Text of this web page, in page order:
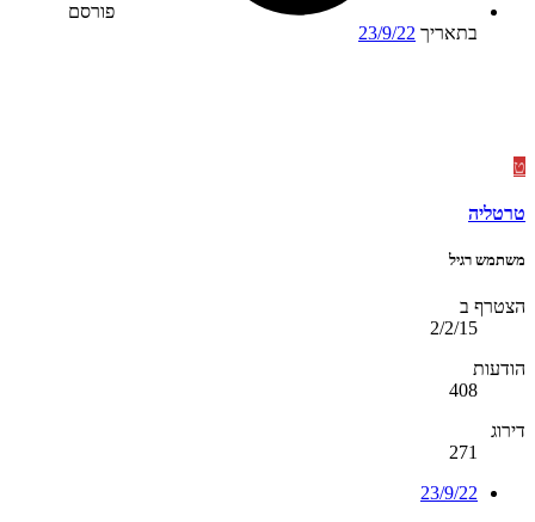
פורסם
בתאריך 23/9/22
ט
טרטליה
משתמש רגיל
הצטרף ב
2/2/15
הודעות
408
דירוג
271
23/9/22